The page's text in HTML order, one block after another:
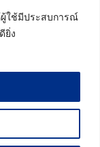
ผู้ใช้มีประสบการณ์
ยิ่ง
ตัว